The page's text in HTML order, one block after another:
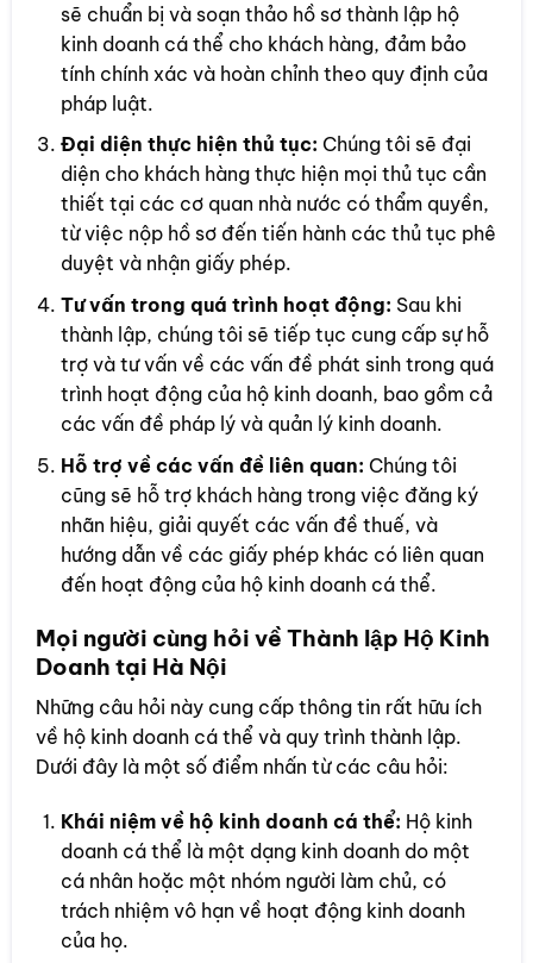
sẽ chuẩn bị và soạn thảo hồ sơ thành lập hộ
kinh doanh cá thể cho khách hàng, đảm bảo
tính chính xác và hoàn chỉnh theo quy định của
pháp luật.
Đại diện thực hiện thủ tục: Chúng tôi sẽ đại
diện cho khách hàng thực hiện mọi thủ tục cần
thiết tại các cơ quan nhà nước có thẩm quyền,
từ việc nộp hồ sơ đến tiến hành các thủ tục phê
duyệt và nhận giấy phép.
Tư vấn trong quá trình hoạt động: Sau khi
thành lập, chúng tôi sẽ tiếp tục cung cấp sự hỗ
trợ và tư vấn về các vấn đề phát sinh trong quá
trình hoạt động của hộ kinh doanh, bao gồm cả
các vấn đề pháp lý và quản lý kinh doanh.
Hỗ trợ về các vấn đề liên quan: Chúng tôi
cũng sẽ hỗ trợ khách hàng trong việc đăng ký
nhãn hiệu, giải quyết các vấn đề thuế, và
hướng dẫn về các giấy phép khác có liên quan
đến hoạt động của hộ kinh doanh cá thể.
Mọi người cùng hỏi về Thành lập Hộ Kinh
Doanh tại Hà Nội
Những câu hỏi này cung cấp thông tin rất hữu ích
về hộ kinh doanh cá thể và quy trình thành lập.
Dưới đây là một số điểm nhấn từ các câu hỏi:
Khái niệm về hộ kinh doanh cá thể: Hộ kinh
doanh cá thể là một dạng kinh doanh do một
cá nhân hoặc một nhóm người làm chủ, có
trách nhiệm vô hạn về hoạt động kinh doanh
của họ.